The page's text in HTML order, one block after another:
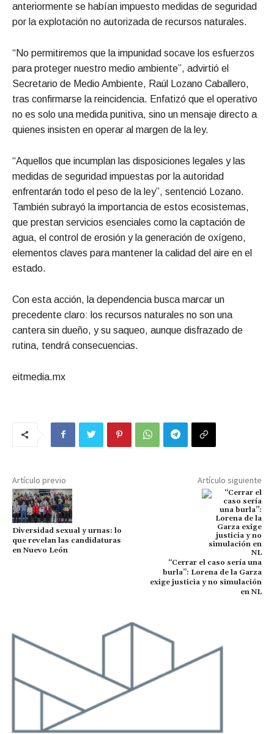
anteriormente se habían impuesto medidas de seguridad
por la explotación no autorizada de recursos naturales.
“No permitiremos que la impunidad socave los esfuerzos
para proteger nuestro medio ambiente”, advirtió el
Secretario de Medio Ambiente, Raúl Lozano Caballero,
tras confirmarse la reincidencia. Enfatizó que el operativo
no es solo una medida punitiva, sino un mensaje directo a
quienes insisten en operar al margen de la ley.
“Aquellos que incumplan las disposiciones legales y las
medidas de seguridad impuestas por la autoridad
enfrentarán todo el peso de la ley”, sentenció Lozano.
También subrayó la importancia de estos ecosistemas,
que prestan servicios esenciales como la captación de
agua, el control de erosión y la generación de oxígeno,
elementos claves para mantener la calidad del aire en el
estado.
Con esta acción, la dependencia busca marcar un
precedente claro: los recursos naturales no son una
cantera sin dueño, y su saqueo, aunque disfrazado de
rutina, tendrá consecuencias.
eitmedia.mx
Artículo previo
Diversidad sexual y urnas: lo
que revelan las candidaturas
en Nuevo León
Artículo siguiente
“Cerrar el caso sería una
burla”: Lorena de la Garza
exige justicia y no simulación
en NL